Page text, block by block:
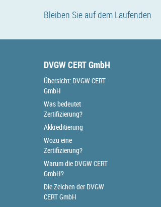
Bleiben Sie auf dem Laufenden
DVGW CERT GmbH
Übersicht: DVGW CERT
GmbH
Was bedeutet
Zertifizierung?
Akkreditierung
Wozu eine
Zertifizierung?
Warum die DVGW CERT
GmbH?
Die Zeichen der DVGW
CERT GmbH